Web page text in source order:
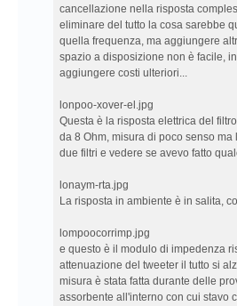
cancellazione nella risposta
eliminare del tutto la cosa sarebbe
quella frequenza, ma aggiungere
spazio a disposizione non è facile,
aggiungere costi ulteriori...
lonpoo-xover-el.jpg
Questa è la risposta elettrica del
da 8 Ohm, misura di poco senso ma
due filtri e vedere se avevo fatto
lonaym-rta.jpg
La risposta in ambiente è in salita,
lompoocorrimp.jpg
e questo è il modulo di impedenza
attenuazione del tweeter il tutto si
misura è stata fatta durante delle
assorbente all'interno con cui stavo